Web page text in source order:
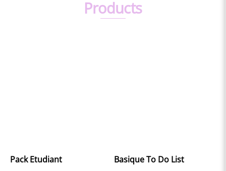
Products
Pack Etudiant Basique To Do List